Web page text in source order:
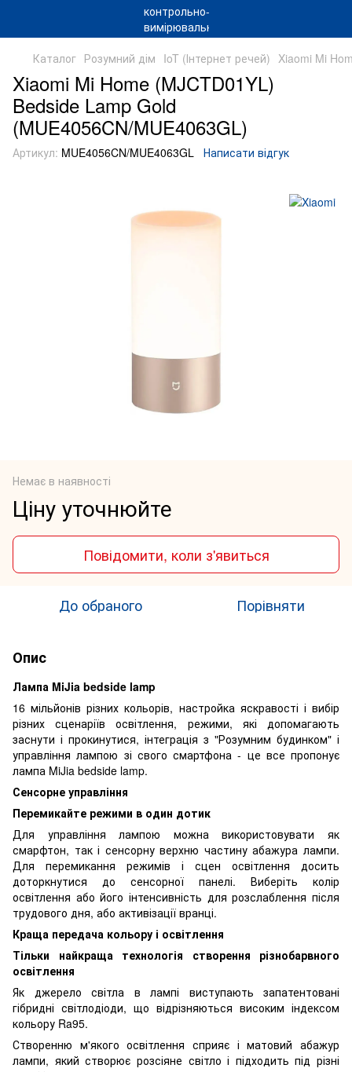
Каталог Розумний дім IoT (Інтернет речей) Xiaomi Mi
Xiaomi Mi Home (MJCTD01YL)
Bedside Lamp Gold
(MUE4056CN/MUE4063GL)
Артикул: MUE4056CN/MUE4063GL Написати відгук
Немає в наявності
Ціну уточнюйте
Повідомити, коли з'явиться
До обраного Порівняти
Опис
Лампа MiJia bedside lamp
16 мільйонів різних кольорів, настройка яскравості і вибір
різних сценаріїв освітлення, режими, які допомагають
заснути і прокинутися, інтеграція з "Розумним будинком" і
управління лампою зі свого смартфона - це все пропонує
лампа MiJia bedside lamp.
Сенсорне управління
Перемикайте режими в один дотик
Для управління лампою можна використовувати як
смарфтон, так і сенсорну верхню частину абажура лампи.
Для перемикання режимів і сцен освітлення досить
доторкнутися до сенсорної панелі. Виберіть колір
освітлення або його інтенсивність для розслаблення після
трудового дня, або активізації вранці.
Краща передача кольору і освітлення
Тільки найкраща технологія створення різнобарвного
освітлення
Як джерело світла в лампі виступають запатентовані
гібридні світлодіоди, що відрізняються високим індексом
кольору Ra95.
Створенню м'якого освітлення сприяє і матовий абажур
лампи, який створює розсіяне світло і підходить під різні